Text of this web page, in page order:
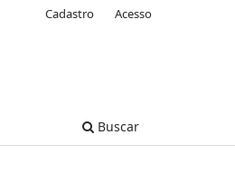
Buscar
Cadastro Acesso